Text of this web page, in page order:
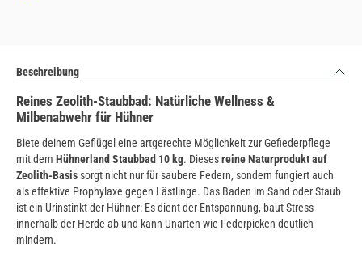
Beschreibung
Reines Zeolith-Staubbad: Natürliche Wellness &
Milbenabwehr für Hühner
Biete deinem Geflügel eine artgerechte Möglichkeit zur Gefiederpflege
mit dem Hühnerland Staubbad 10 kg. Diesesreine Naturprodukt auf
Zeolith-Basissorgt nicht nur für saubere Federn, sondern fungiert auch
als effektive Prophylaxe gegen Lästlinge. Das Baden im Sand oder Staub
ist ein Urinstinkt der Hühner: Es dient der Entspannung, baut Stress
innerhalb der Herde ab und kann Unarten wie Federpicken deutlich
mindern.